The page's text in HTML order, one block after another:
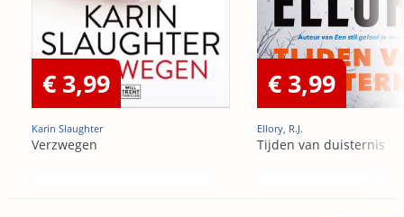
€ 3,99
Karin Slaughter
Verzwegen
€ 3,99
Ellory, R.J.
Tijden van duisternis